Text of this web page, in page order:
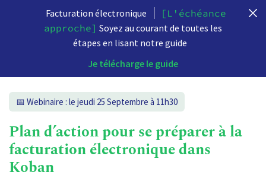
Facturation électronique
[L'échéance
approche] Soyez au courant de toutes les
étapes en lisant notre guide
Je télécharge le guide
📅 Webinaire : le jeudi 25 Septembre à 11h30
Plan d’action pour se préparer à la
facturation électronique dans
Koban